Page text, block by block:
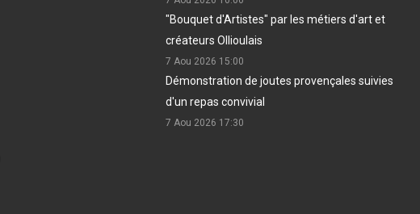
"Bouquet d'Artistes" par les métiers d'art et
créateurs Ollioulais
7 Aou 2026 15:00
Démonstration de joutes provençales suivies
d'un repas convivial
7 Aou 2026 17:30